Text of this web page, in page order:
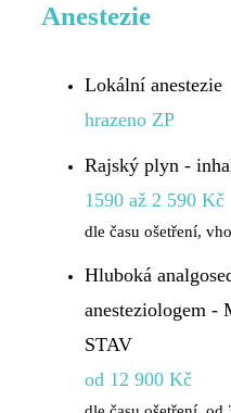
Anestezie
Lokální anestezie
hrazeno ZP
Rajský plyn -
1590 až 2 590 Kč
dle času ošetření,
Hluboká
anesteziologem
STAV
od 12 900 Kč